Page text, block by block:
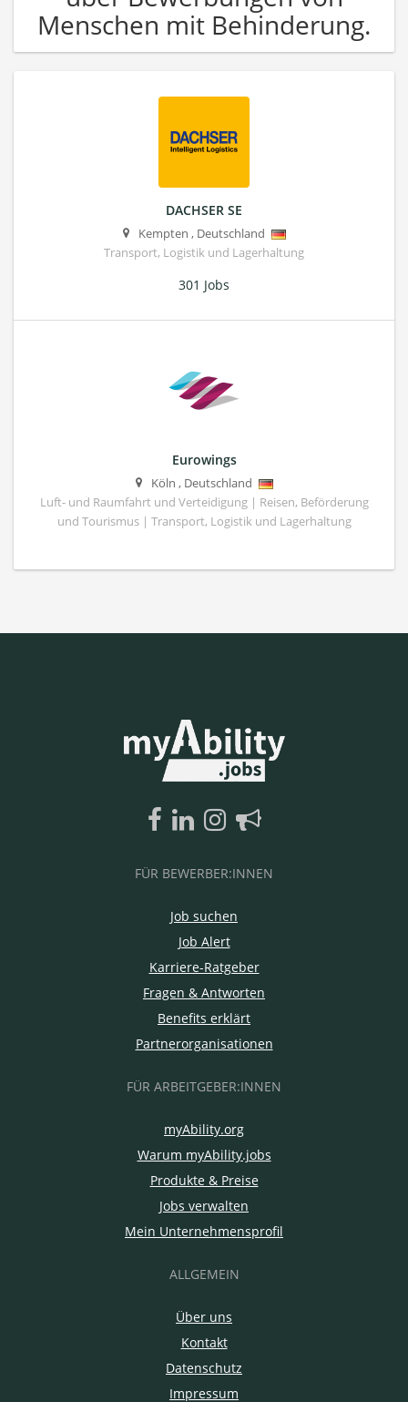
Menschen mit Behinderung.
DACHSER SE
Kempten , Deutschland
Transport, Logistik und Lagerhaltung
301 Jobs
Eurowings
Köln , Deutschland
Luft- und Raumfahrt und Verteidigung | Reisen, Beförderung
und Tourismus | Transport, Logistik und Lagerhaltung
FÜR BEWERBER:INNEN
Job suchen
Job Alert
Karriere-Ratgeber
Fragen & Antworten
Benefits erklärt
Partnerorganisationen
FÜR ARBEITGEBER:INNEN
myAbility.org
Warum myAbility.jobs
Produkte & Preise
Jobs verwalten
Mein Unternehmensprofil
ALLGEMEIN
Über uns
Kontakt
Datenschutz
Impressum